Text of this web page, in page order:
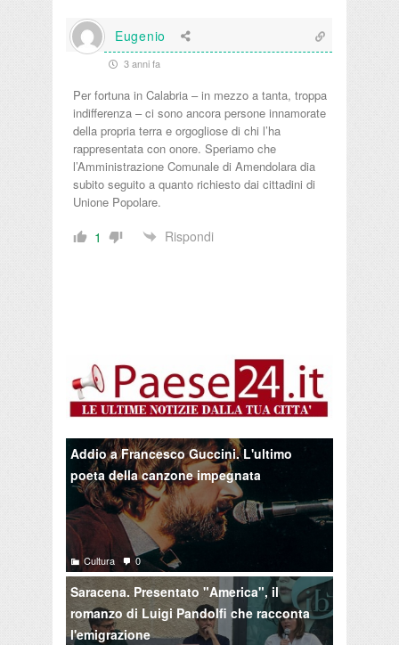
Eugenio
3 anni fa
Per fortuna in Calabria – in mezzo a tanta, troppa
indifferenza – ci sono ancora persone innamorate
della propria terra e orgogliose di chi l’ha
rappresentata con onore. Speriamo che
l’Amministrazione Comunale di Amendolara dia
subito seguito a quanto richiesto dai cittadini di
Unione Popolare.
1 Rispondi
Addio a Francesco Guccini. L'ultimo
poeta della canzone impegnata
Cultura 0
Saracena. Presentato "America", il
romanzo di Luigi Pandolfi che racconta
l'emigrazione